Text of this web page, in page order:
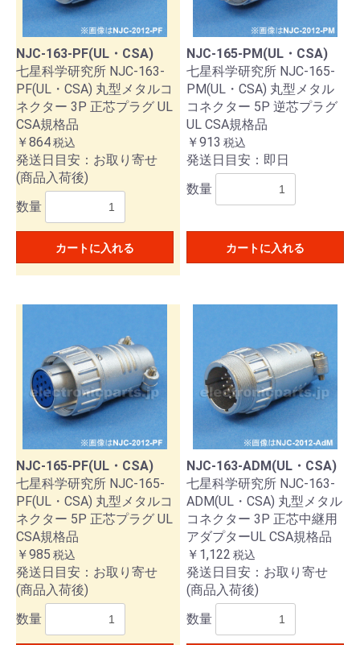
NJC-163-PF(UL・CSA)
七星科学研究所 NJC-163-
PF(UL・CSA) 丸型メタルコ
ネクター 3P 正芯プラグ UL
CSA規格品
￥864税込
発送日目安：お取り寄せ
(商品入荷後)
数量
カートに入れる
NJC-165-PM(UL・CSA)
七星科学研究所 NJC-165-
PM(UL・CSA) 丸型メタル
コネクター 5P 逆芯プラグ
UL CSA規格品
￥913 税込
発送日目安：即日
数量
カートに入れる
NJC-165-PF(UL・CSA)
七星科学研究所 NJC-165-
PF(UL・CSA) 丸型メタルコ
ネクター 5P 正芯プラグ UL
CSA規格品
￥985 税込
発送日目安：お取り寄せ
(商品入荷後)
数量
NJC-163-ADM(UL・CSA)
七星科学研究所 NJC-163-
ADM(UL・CSA) 丸型メタル
コネクター 3P 正芯中継用
アダプターUL CSA規格品
￥1,122 税込
発送日目安：お取り寄せ
(商品入荷後)
数量